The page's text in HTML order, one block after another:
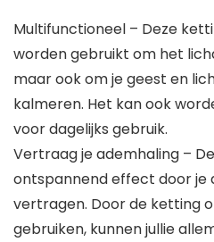
Multifunctioneel – Deze
worden gebruikt om het
maar ook om je geest en
kalmeren. Het kan ook
voor dagelijks gebruik.
Vertraag je ademhaling –
ontspannend effect door je
vertragen. Door de ketting
gebruiken, kunnen jullie